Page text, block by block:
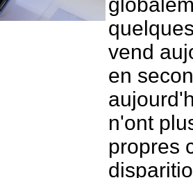
vend
en
n'ont
propres